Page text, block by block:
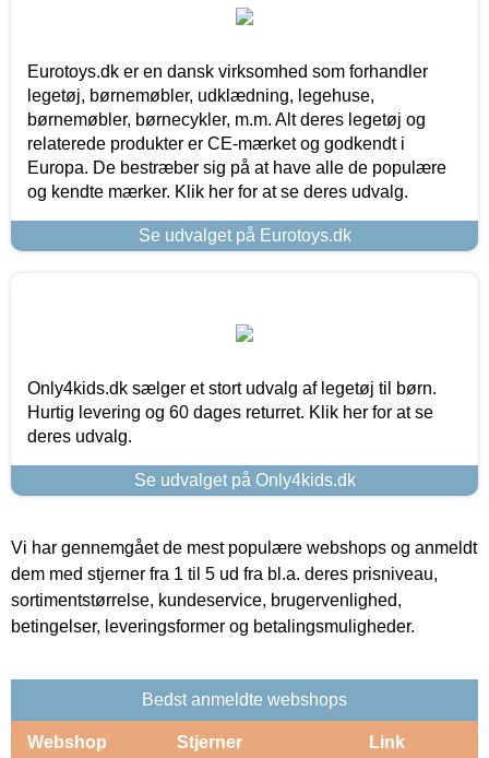
Eurotoys.dk er en dansk virksomhed som forhandler
legetøj, børnemøbler, udklædning, legehuse,
børnemøbler, børnecykler, m.m. Alt deres legetøj og
relaterede produkter er CE-mærket og godkendt i
Europa. De bestræber sig på at have alle de populære
og kendte mærker. Klik her for at se deres udvalg.
Se udvalget på Eurotoys.dk
Only4kids.dk sælger et stort udvalg af legetøj til børn.
Hurtig levering og 60 dages returret. Klik her for at se
deres udvalg.
Se udvalget på Only4kids.dk
Vi har gennemgået de mest populære webshops og anmeldt
dem med stjerner fra 1 til 5 ud fra bl.a. deres prisniveau,
sortimentstørrelse, kundeservice, brugervenlighed,
betingelser, leveringsformer og betalingsmuligheder.
Bedst anmeldte webshops
Webshop Stjerner Link